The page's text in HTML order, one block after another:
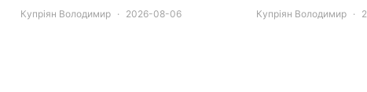
Купріян Володимир 2026-08-06 Купріян Володимир